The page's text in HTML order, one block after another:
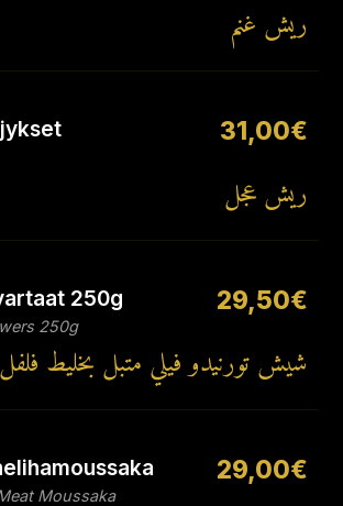
ريش غنم
31,00€
ريش عجل
250g
250g
29,50€
شيش تورنيدو فيلي متبل بخليط فلفل
Moussaka
29,00€